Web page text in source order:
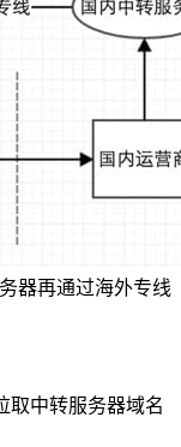
器再通过海外专线
取中转服务器域名